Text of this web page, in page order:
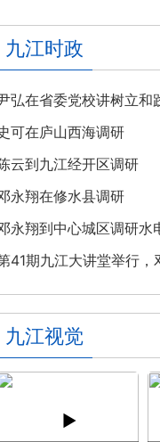
九江时政
弘在省委党校讲树立和
育专题党课
可在庐山西海调研
云到九江经开区调研
永翔在修水县调研
永翔到中心城区调研水
41期九江大讲堂举行，
出席
九江视觉